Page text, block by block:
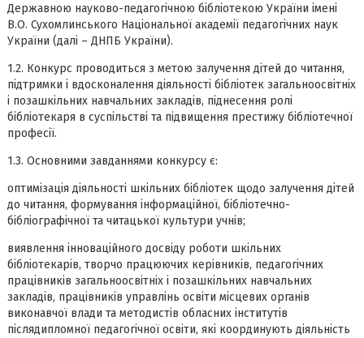
Державною науково-педагогічною бібліотекою України імені
В.О. Сухомлинського Національної академії педагогічних наук
України (далі – ДНПБ України).
1.2. Конкурс проводиться з метою залучення дітей до читання,
підтримки і вдосконалення діяльності бібліотек загальноосвітніх
і позашкільних навчальних закладів, піднесення ролі
бібліотекаря в суспільстві та підвищення престижу бібліотечної
професії.
1.3. Основними завданнями конкурсу є:
оптимізація діяльності шкільних бібліотек щодо залучення дітей
до читання, формування інформаційної, бібліотечно-
бібліографічної та читацької культури учнів;
виявлення інноваційного досвіду роботи шкільних
бібліотекарів, творчо працюючих керівників, педагогічних
працівників загальноосвітніх і позашкільних навчальних
закладів, працівників управлінь освіти місцевих органів
виконавчої влади та методистів обласних інститутів
післядипломної педагогічної освіти, які координують діяльність